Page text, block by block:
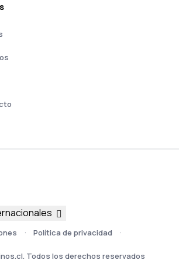
Política de privacidad
Todos los derechos reservados